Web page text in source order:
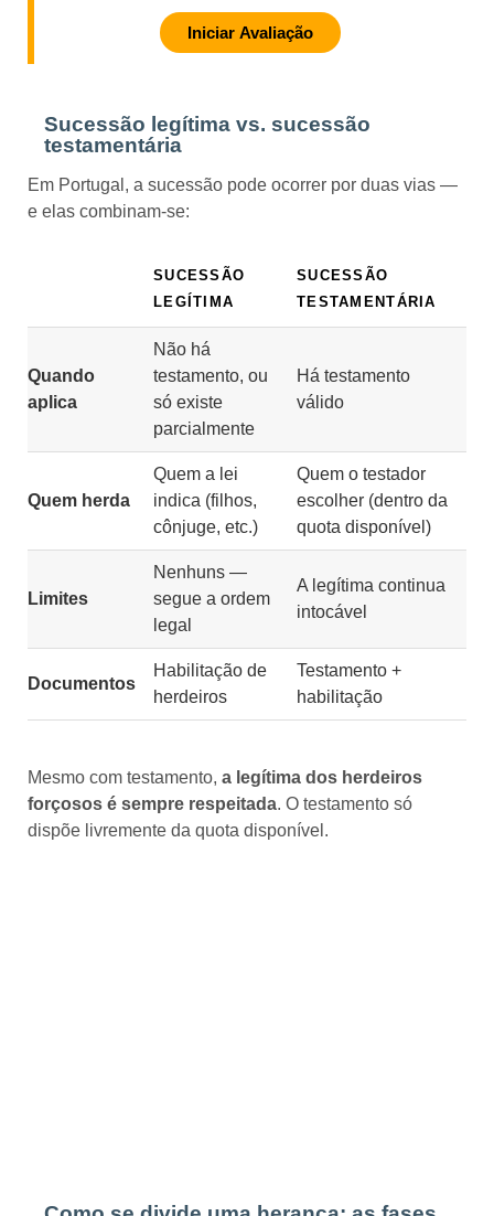
Iniciar Avaliação
Sucessão legítima vs. sucessão
testamentária
Em Portugal, a sucessão pode ocorrer por duas vias —
e elas combinam-se:
SUCESSÃO
LEGÍTIMA
SUCESSÃO
TESTAMENTÁRIA
Quando
aplica
Não há
testamento, ou
só existe
parcialmente
Há testamento
válido
Quem herda
Quem a lei
indica (filhos,
cônjuge, etc.)
Quem o testador
escolher (dentro da
quota disponível)
Limites
Nenhuns —
segue a ordem
legal
A legítima continua
intocável
Documentos
Habilitação de
herdeiros
Testamento +
habilitação
Mesmo com testamento, a legítima dos herdeiros
forçosos é sempre respeitada. O testamento só
dispõe livremente da quota disponível.